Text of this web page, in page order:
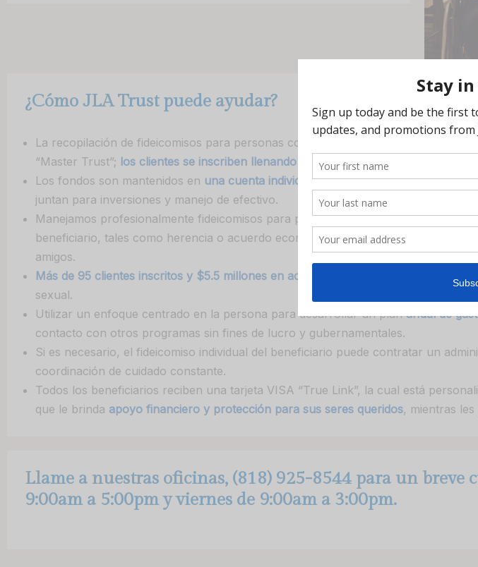
¿Cómo JLA Trust puede ayudar?
La recopilación de fideicomisos para personas con necesidades especiales
“Master Trust”; los clientes se inscriben llenando y legalizando ante notario un
Los fondos son mantenidos en una cuenta individual separada dentro del
juntan para inversiones y manejo de efectivo.
Manejamos profesionalmente fideicomisos para personas con necesidades
beneficiario, tales como herencia o acuerdo económico legal, y deterceros-fondos
amigos.
Más de 95 clientes inscritos y $5.5 millones en activos agrupados
, abiertos para
sexual.
Utilizar un enfoque centrado en la persona para desarrollar un plananual de
contacto con otros programas sin fines de lucro y gubernamentales.
Si es necesario, el fideicomiso individual del beneficiario puede contratar un
coordinación de cuidado constante.
Todos los beneficiarios reciben una tarjeta VISA “True Link”, la cual está
que le brinda apoyo financiero y protección para sus seres queridos, mientras
Llame a nuestras oficinas, (818) 925-8544 para un breve
9:00am a 5:00pm y viernes de 9:00am a 3:00pm.